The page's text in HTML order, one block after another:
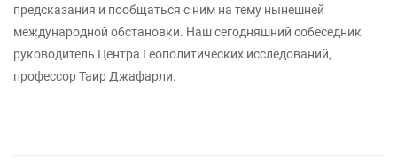
предсказания и пообщаться с ним на тему нынешней
международной обстановки. Наш сегодняшний собеседник
руководитель Центра Геополитических исследований,
профессор Таир Джафарли.